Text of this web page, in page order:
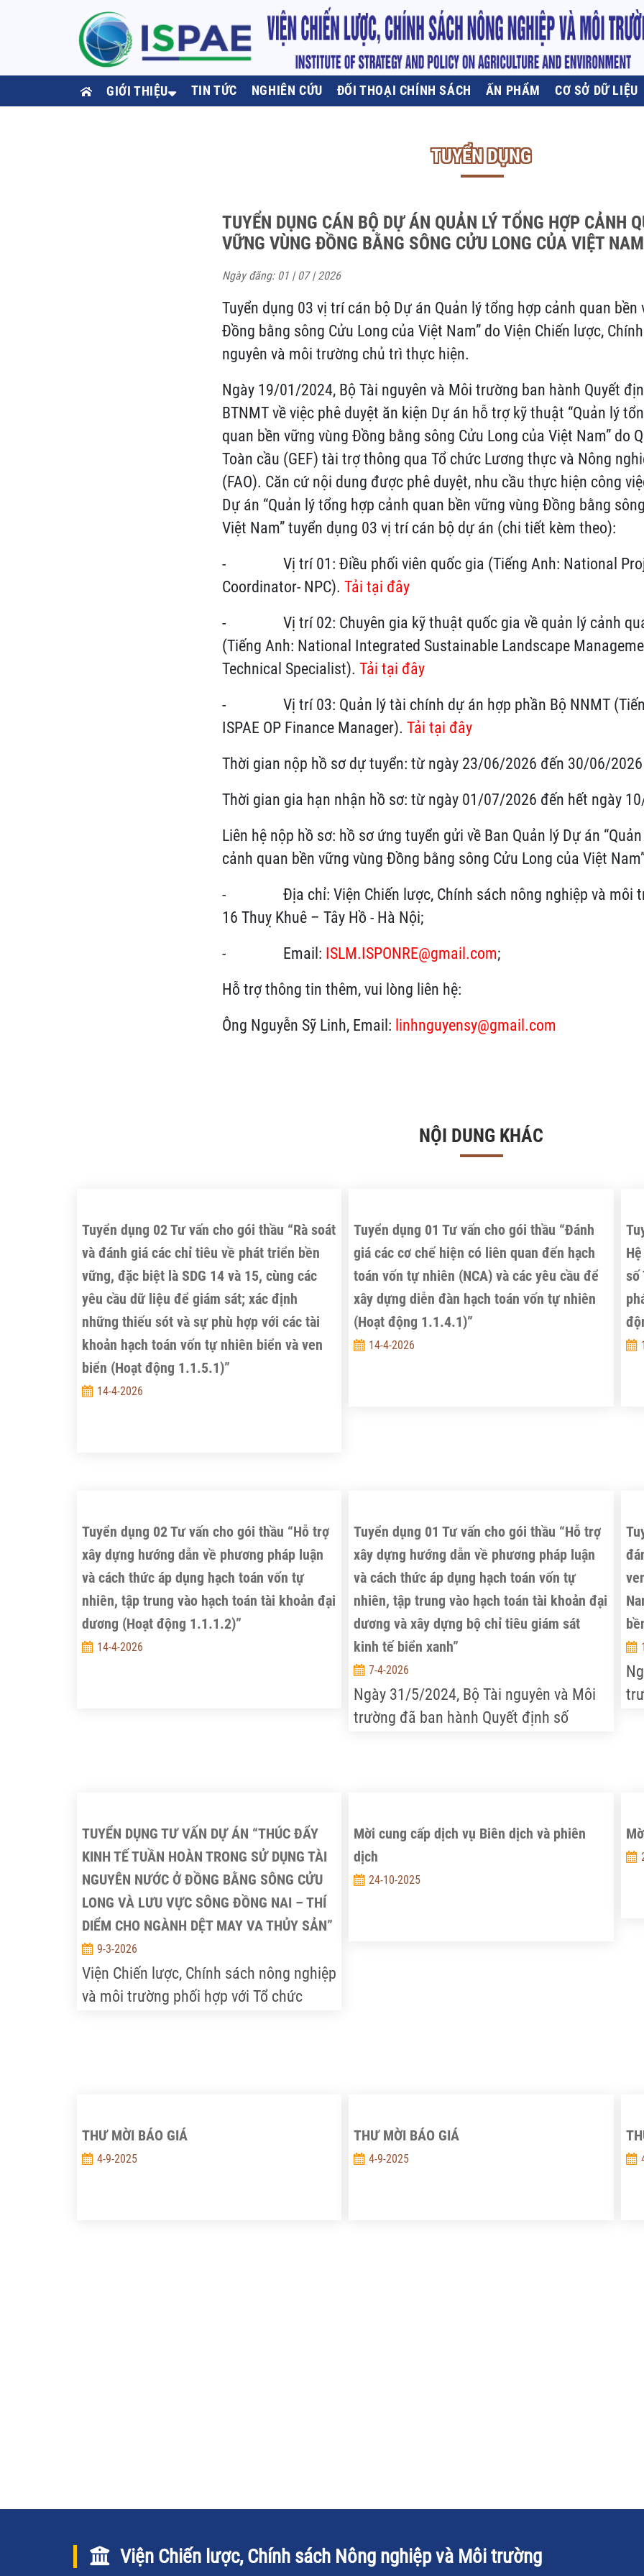
GIỚI THIỆU TIN TỨC NGHIÊN CỨU ĐỐI THOẠI CHÍNH SÁCH ẤN PHẨM CƠ SỞ DỮ LIỆU
TUYỂN DỤNG
TUYỂN DỤNG CÁN BỘ DỰ ÁN QUẢN LÝ TỔNG HỢP CẢNH
VỮNG VÙNG ĐỒNG BẰNG SÔNG CỬU LONG CỦA VIỆT
Ngày đăng: 01 | 07 | 2026
Tuyển dụng 03 vị trí cán bộ Dự án Quản lý tổng hợp cảnh quan bền
Đồng bằng sông Cửu Long của Việt Nam” do Viện Chiến lược,
nguyên và môi trường chủ trì thực hiện.
Ngày 19/01/2024, Bộ Tài nguyên và Môi trường ban hành Quyết
BTNMT về việc phê duyệt ăn kiện Dự án hỗ trợ kỹ thuật “Quản lý
quan bền vững vùng Đồng bằng sông Cửu Long của Việt Nam” do
Toàn cầu (GEF) tài trợ thông qua Tổ chức Lương thực và Nông
(FAO). Căn cứ nội dung được phê duyệt, nhu cầu thực hiện công
Dự án “Quản lý tổng hợp cảnh quan bền vững vùng Đồng bằng
Việt Nam” tuyển dụng 03 vị trí cán bộ dự án (chi tiết kèm theo):
- Vị trí 01: Điều phối viên quốc gia (Tiếng Anh: National
Coordinator- NPC).Tải tại đây
- Vị trí 02: Chuyên gia kỹ thuật quốc gia về quản lý cảnh
(Tiếng Anh: National Integrated Sustainable Landscape
Technical Specialist).Tải tại đây
- Vị trí 03: Quản lý tài chính dự án hợp phần Bộ NNMT
ISPAE OP Finance Manager).Tải tại đây
Thời gian nộp hồ sơ dự tuyển: từ ngày 23/06/2026 đến 30/06/2026
Thời gian gia hạn nhận hồ sơ: từ ngày 01/07/2026 đến hết ngày
Liên hệ nộp hồ sơ: hồ sơ ứng tuyển gửi về Ban Quản lý Dự án
cảnh quan bền vững vùng Đồng bằng sông Cửu Long của Việt
- Địa chỉ: Viện Chiến lược, Chính sách nông nghiệp và môi
16 Thuỵ Khuê – Tây Hồ - Hà Nội;
- Email: ISLM.ISPONRE@gmail.com;
Hỗ trợ thông tin thêm, vui lòng liên hệ:
Ông Nguyễn Sỹ Linh, Email: linhnguyensy@gmail.com
NỘI DUNG KHÁC
Tuyển dụng 02 Tư vấn cho gói thầu “Rà soát
và đánh giá các chỉ tiêu về phát triển bền
vững, đặc biệt là SDG 14 và 15, cùng các
yêu cầu dữ liệu để giám sát; xác định
những thiếu sót và sự phù hợp với các tài
khoản hạch toán vốn tự nhiên biển và ven
biển (Hoạt động 1.1.5.1)”
14-4-2026
Tuyển dụng 01 Tư vấn cho gói thầu “Đánh
giá các cơ chế hiện có liên quan đến hạch
toán vốn tự nhiên (NCA) và các yêu cầu để
xây dựng diễn đàn hạch toán vốn tự nhiên
(Hoạt động 1.1.4.1)”
14-4-2026
số
Tuyển dụng 02 Tư vấn cho gói thầu “Hỗ trợ
xây dựng hướng dẫn về phương pháp luận
và cách thức áp dụng hạch toán vốn tự
nhiên, tập trung vào hạch toán tài khoản đại
dương (Hoạt động 1.1.1.2)”
14-4-2026
Tuyển dụng 01 Tư vấn cho gói thầu “Hỗ trợ
xây dựng hướng dẫn về phương pháp luận
và cách thức áp dụng hạch toán vốn tự
nhiên, tập trung vào hạch toán tài khoản đại
dương và xây dựng bộ chỉ tiêu giám sát
kinh tế biển xanh”
7-4-2026
Ngày 31/5/2024, Bộ Tài nguyên và Môi
trường đã ban hành Quyết định số
hướng tới nền kinh tế biển xanh bền
vững trong một số lĩnh vực” do Quỹ Môi
trường toàn cầu (GEF) tài trợ thông qua
TUYỂN DỤNG TƯ VẤN DỰ ÁN “THÚC ĐẨY
KINH TẾ TUẦN HOÀN TRONG SỬ DỤNG TÀI
NGUYÊN NƯỚC Ở ĐỒNG BẰNG SÔNG CỬU
LONG VÀ LƯU VỰC SÔNG ĐỒNG NAI – THÍ
DIỂM CHO NGÀNH DỆT MAY VA THỦY SẢN”
9-3-2026
Viện Chiến lược, Chính sách nông nghiệp
và môi trường phối hợp với Tổ chức
Thí điểm cho ngành Dệt may và Thủy
sản”.
Mời cung cấp dịch vụ Biên dịch và phiên
dịch
24-10-2025
THƯ MỜI BÁO GIÁ
4-9-2025
THƯ MỜI BÁO GIÁ
4-9-2025
Viện Chiến lược, Chính sách Nông nghiệp và Môi trường